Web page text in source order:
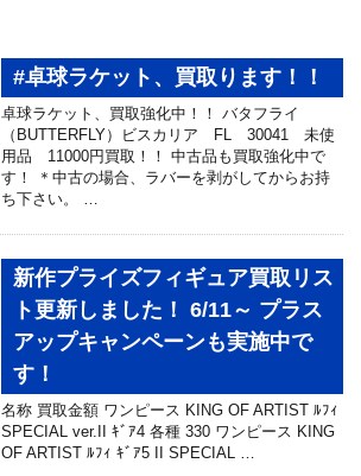
#卓球ラケット、買取ります！！
卓球ラケット、買取強化中！！ バタフライ
（BUTTERFLY）ビスカリア FL 30041 未使
用品 11000円買取！！ 中古品も買取強化中で
す！ ＊中古の場合、ラバーを剥がしてからお持
ち下さい。 …
新作プライズフィギュア買取リス
ト更新しました！ 6/11～ プラス
アップキャンペーンも実施中で
す！
名称 買取金額 ワンピース KING OF ARTIST ﾙﾌｨ
SPECIAL ver.II ｷﾞｱ4 各種 330 ワンピース KING
OF ARTIST ﾙﾌｨ ｷﾞｱ5 II SPECIAL …